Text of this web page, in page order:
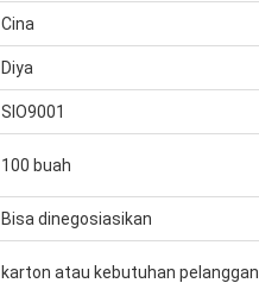
Cina
Diya
SIO9001
100 buah
Bisa dinegosiasikan
karton atau kebutuhan pelanggan